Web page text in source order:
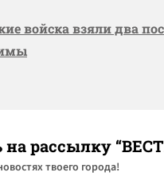
войска взяли два
рассылку
твоего города!